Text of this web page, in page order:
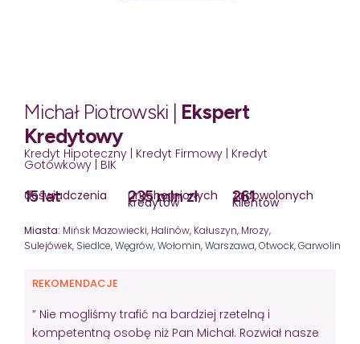
Michał Piotrowski | Ekspert
Kredytowy
Kredyt Hipoteczny | Kredyt Firmowy | Kredyt
Gotówkowy | BIK
15 lat
doświadczenia 235 mln zł
uruchomionych
kredytów 261
zadowolonych
Klientów
Miasta: Mińsk Mazowiecki, Halinów, Kałuszyn, Mrozy,
Sulejówek, Siedlce,Węgrów,Wołomin,Warszawa,Otwock,Garwolin
REKOMENDACJE
” Nie mogliśmy trafić na bardziej rzetelną i
kompetentną osobę niż Pan Michał. Rozwiał nasze